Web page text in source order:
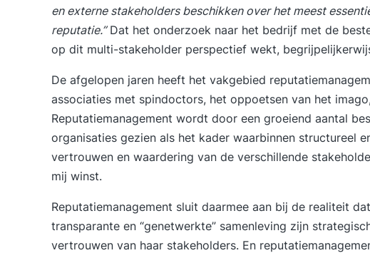
en externe stakeholders beschikken over het meest
reputatie.”Dat het onderzoek naar het bedrijf met de
op dit multi-stakeholder perspectief wekt,
De afgelopen jaren heeft het vakgebied
associaties met spindoctors, het oppoetsen van het
Reputatiemanagement wordt door een groeiend aantal
organisaties gezien als het kader waarbinnen structureel
vertrouwen en waardering van de verschillende
mij winst.
Reputatiemanagement sluit daarmee aan bij de realiteit
transparante en “genetwerkte” samenleving zijn
vertrouwen van haar stakeholders. En